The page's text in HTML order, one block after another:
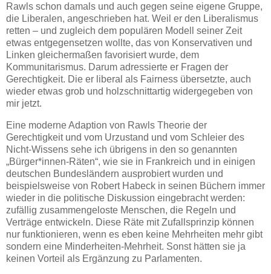
Rawls schon damals und auch gegen seine eigene Gruppe,
die Liberalen, angeschrieben hat. Weil er den Liberalismus
retten – und zugleich dem populären Modell seiner Zeit
etwas entgegensetzen wollte, das von Konservativen und
Linken gleichermaßen favorisiert wurde, dem
Kommunitarismus. Darum adressierte er Fragen der
Gerechtigkeit. Die er liberal als Fairness übersetzte, auch
wieder etwas grob und holzschnittartig widergegeben von
mir jetzt.
Eine moderne Adaption von Rawls Theorie der
Gerechtigkeit und vom Urzustand und vom Schleier des
Nicht-Wissens sehe ich übrigens in den so genannten
„Bürger*innen-Räten“, wie sie in Frankreich und in einigen
deutschen Bundesländern ausprobiert wurden und
beispielsweise von Robert Habeck in seinen Büchern immer
wieder in die politische Diskussion eingebracht werden:
zufällig zusammengeloste Menschen, die Regeln und
Verträge entwickeln. Diese Räte mit Zufallsprinzip können
nur funktionieren, wenn es eben keine Mehrheiten mehr gibt
sondern eine Minderheiten-Mehrheit. Sonst hätten sie ja
keinen Vorteil als Ergänzung zu Parlamenten.